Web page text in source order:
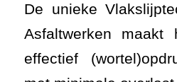
De unieke
Asfaltwerken maakt
effectief